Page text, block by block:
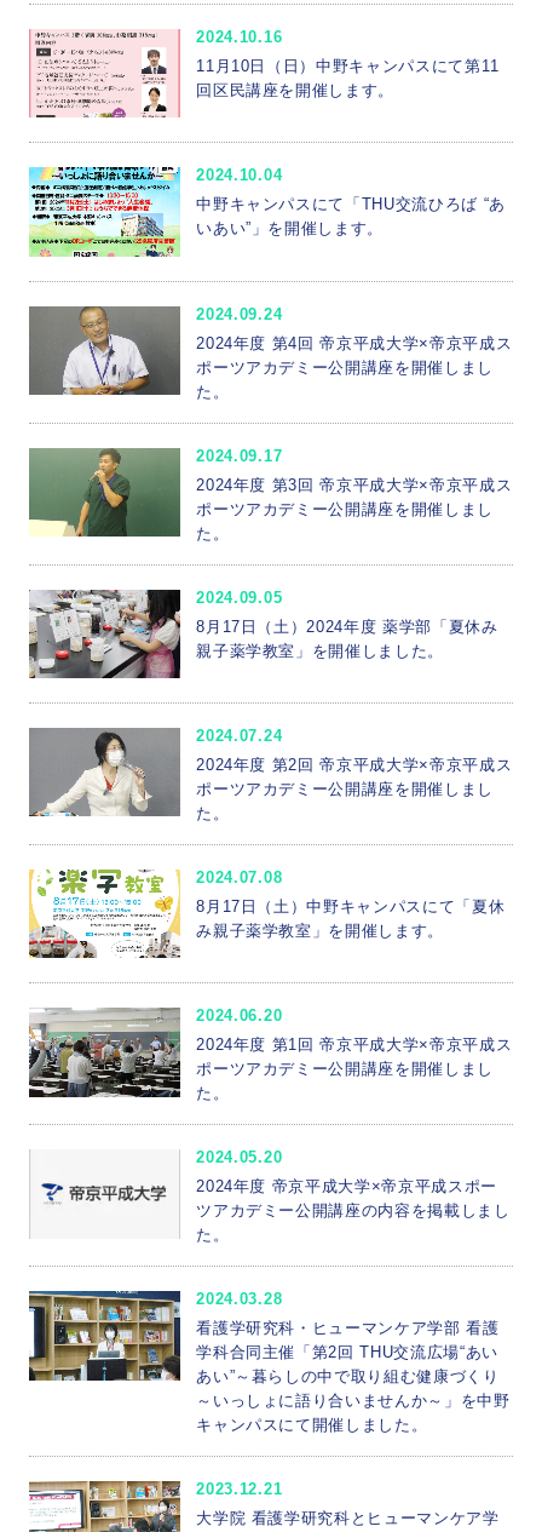
2024.10.16
11月10日（日）中野キャンパスにて第11
回区民講座を開催します。
2024.10.04
中野キャンパスにて「THU交流ひろば “あ
いあい”」を開催します。
2024.09.24
2024年度 第4回 帝京平成大学×帝京平成ス
ポーツアカデミー公開講座を開催しまし
た。
2024.09.17
2024年度 第3回 帝京平成大学×帝京平成ス
ポーツアカデミー公開講座を開催しまし
た。
2024.09.05
8月17日（土）2024年度 薬学部「夏休み
親子薬学教室」を開催しました。
2024.07.24
2024年度 第2回 帝京平成大学×帝京平成ス
ポーツアカデミー公開講座を開催しまし
た。
2024.07.08
8月17日（土）中野キャンパスにて「夏休
み親子薬学教室」を開催します。
2024.06.20
2024年度 第1回 帝京平成大学×帝京平成ス
ポーツアカデミー公開講座を開催しまし
た。
2024.05.20
2024年度 帝京平成大学×帝京平成スポー
ツアカデミー公開講座の内容を掲載しまし
た。
2024.03.28
看護学研究科・ヒューマンケア学部 看護
学科合同主催「第2回 THU交流広場“あい
あい”～暮らしの中で取り組む健康づくり
～いっしょに語り合いませんか～」を中野
キャンパスにて開催しました。
2023.12.21
大学院 看護学研究科とヒューマンケア学